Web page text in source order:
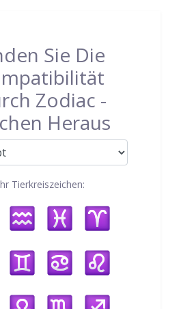
Sie Die
Zodiac -
Heraus
Tierkreiszeichen: